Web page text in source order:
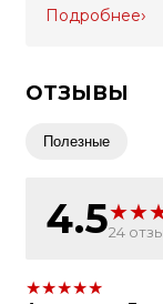
Подробнее
ОТЗЫВЫ
Полезные
★★★★★
4.5★★
24